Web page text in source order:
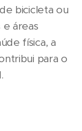
bicicleta ou
áreas
física, a
para o